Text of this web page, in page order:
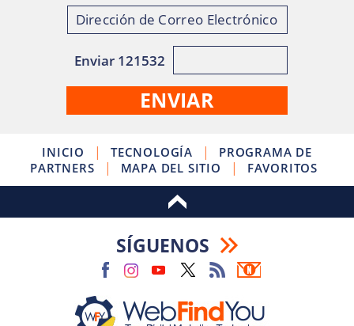
Enviar 121532
INICIO | TECNOLOGÍA |
PROGRAMA DE
PARTNERS
| MAPA DEL SITIO | FAVORITOS
SÍGUENOS